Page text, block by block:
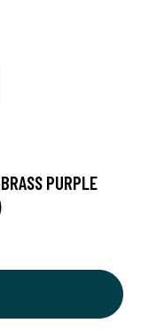
PURPLE